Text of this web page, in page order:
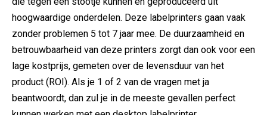
hoogwaardige onderdelen. Deze labelprinters gaan vaak
zonder problemen 5 tot 7 jaar mee. De duurzaamheid en
betrouwbaarheid van deze printers zorgt dan ook voor een
lage kostprijs, gemeten over de levensduur van het
product (ROI). Als je 1 of 2 van de vragen met ja
beantwoordt, dan zul je in de meeste gevallen perfect